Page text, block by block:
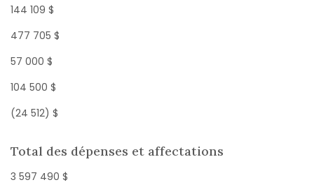
144 109 $
477 705 $
57 000 $
104 500 $
(24 512) $
Total des dépenses et affectations
3 597 490 $